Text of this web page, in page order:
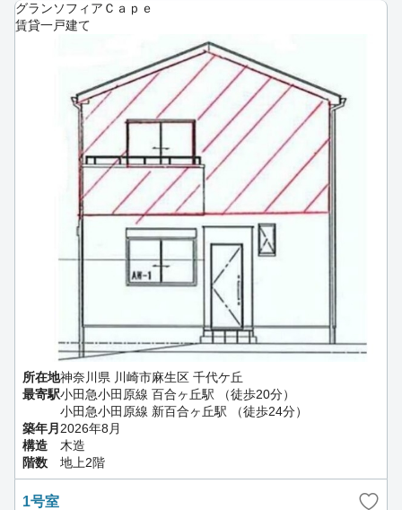
グランソフィアＣａｐｅ
賃貸一戸建て
所在地神奈川県 川崎市麻生区 千代ケ丘
最寄駅小田急小田原線 百合ヶ丘駅 （徒歩20分）
小田急小田原線 新百合ヶ丘駅 （徒歩24分）
築年月 2026年8月
構造
木造
階数
地上2階
1号室